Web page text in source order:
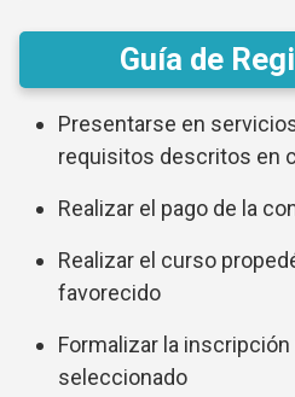
Guía de
Presentarse en
requisitos descritos en
Realizar el pago de la
Realizar el curso
favorecido
Formalizar la
seleccionado